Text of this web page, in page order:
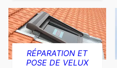
RÉPARATION ET
POSE DE VELUX